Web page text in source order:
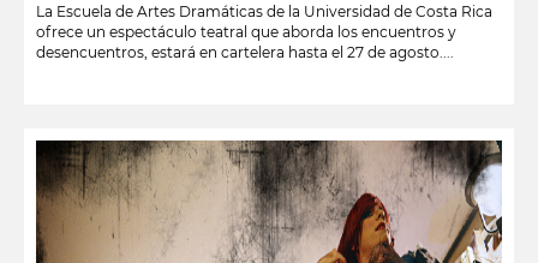
La Escuela de Artes Dramáticas de la Universidad de Costa Rica
ofrece un espectáculo teatral que aborda los encuentros y
desencuentros, estará en cartelera hasta el 27 de agosto....